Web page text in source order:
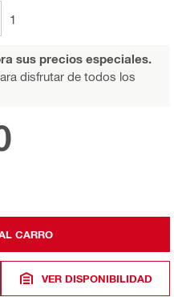
1
sus precios especiales.
disfrutar de todos los
CARRO
VER DISPONIBILIDAD